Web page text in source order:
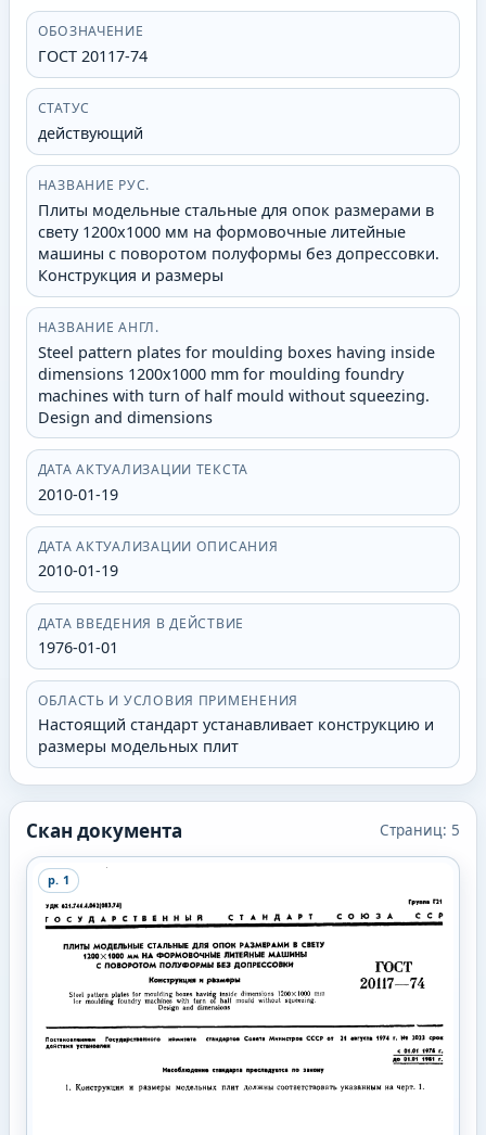
ОБОЗНАЧЕНИЕ
ГОСТ 20117-74
СТАТУС
действующий
НАЗВАНИЕ РУС.
Плиты модельные стальные для опок размерами в
свету 1200х1000 мм на формовочные литейные
машины с поворотом полуформы без допрессовки.
Конструкция и размеры
НАЗВАНИЕ АНГЛ.
Steel pattern plates for moulding boxes having inside
dimensions 1200x1000 mm for moulding foundry
machines with turn of half mould without squeezing.
Design and dimensions
ДАТА АКТУАЛИЗАЦИИ ТЕКСТА
2010-01-19
ДАТА АКТУАЛИЗАЦИИ ОПИСАНИЯ
2010-01-19
ДАТА ВВЕДЕНИЯ В ДЕЙСТВИЕ
1976-01-01
ОБЛАСТЬ И УСЛОВИЯ ПРИМЕНЕНИЯ
Настоящий стандарт устанавливает конструкцию и
размеры модельных плит
Скан документа Страниц: 5
p. 1